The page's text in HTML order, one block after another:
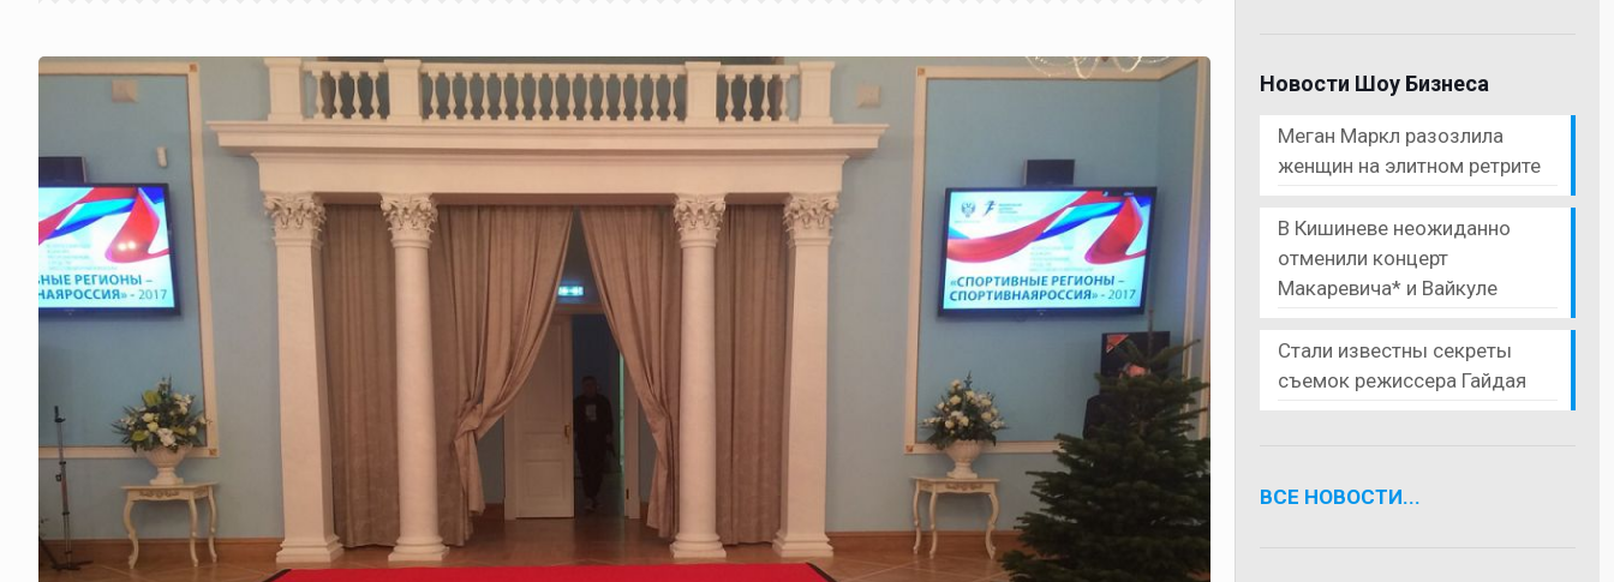
Новости Шоу Бизнеса
Меган Маркл разозлила
женщин на элитном ретрите
В Кишиневе неожиданно
отменили концерт
Макаревича* и Вайкуле
Стали известны секреты
съемок режиссера Гайдая
ВСЕ НОВОСТИ...